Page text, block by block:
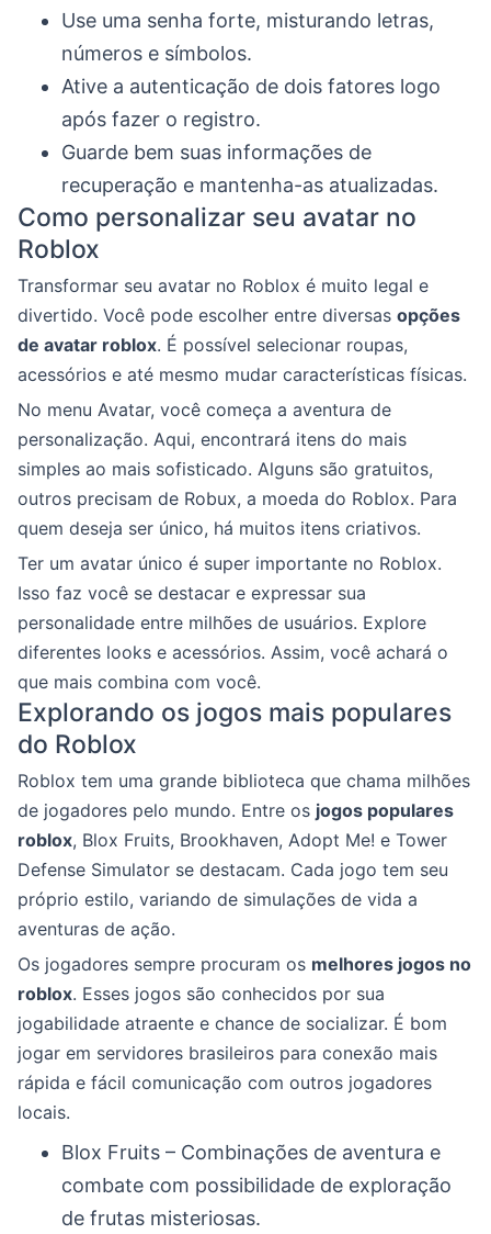
Use uma senha forte, misturando letras,
números e símbolos.
Ative a autenticação de dois fatores logo
após fazer o registro.
Guarde bem suas informações de
recuperação e mantenha-as atualizadas.
Como personalizar seu avatar no
Roblox
Transformar seu avatar no Roblox é muito legal e
divertido. Você pode escolher entre diversas opções
de avatar roblox. É possível selecionar roupas,
acessórios e até mesmo mudar características físicas.
No menu Avatar, você começa a aventura de
personalização. Aqui, encontrará itens do mais
simples ao mais sofisticado. Alguns são gratuitos,
outros precisam de Robux, a moeda do Roblox. Para
quem deseja ser único, há muitos itens criativos.
Ter um avatar único é super importante no Roblox.
Isso faz você se destacar e expressar sua
personalidade entre milhões de usuários. Explore
diferentes looks e acessórios. Assim, você achará o
que mais combina com você.
Explorando os jogos mais populares
do Roblox
Roblox tem uma grande biblioteca que chama milhões
de jogadores pelo mundo. Entre os jogos populares
roblox, Blox Fruits, Brookhaven, Adopt Me! e Tower
Defense Simulator se destacam. Cada jogo tem seu
próprio estilo, variando de simulações de vida a
aventuras de ação.
Os jogadores sempre procuram os melhores jogos no
roblox. Esses jogos são conhecidos por sua
jogabilidade atraente e chance de socializar. É bom
jogar em servidores brasileiros para conexão mais
rápida e fácil comunicação com outros jogadores
locais.
Blox Fruits – Combinações de aventura e
combate com possibilidade de exploração
de frutas misteriosas.